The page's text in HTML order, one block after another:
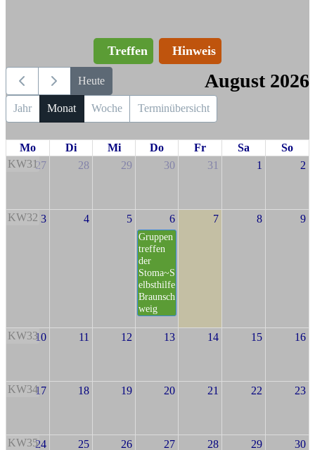
Treffen Hinweis
Heute August 2026
Jahr Monat Woche Terminübersicht
Mo Di Mi Do Fr Sa
So
KW3127 28 29 30 31 1 2
KW32 3 4 5 6
Gruppen
treffen
der
Stoma~S
elbsthilfe
Braunsch
weig
7 8 9
KW3310 11 12 13 14 15 16
KW3417 18 19 20 21 22 23
KW3524 25 26 27 28 29 30